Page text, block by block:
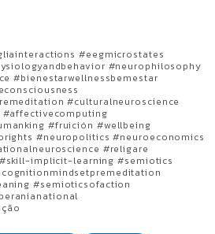
#eegmicrostates
#neurophilosophy
#bienestarwellnessbemestar
#culturalneuroscience
#fruición #wellbeing
#neuropolitics #neuroeconomics
#religare
implicit-learning #semiotics
#semioticsofaction